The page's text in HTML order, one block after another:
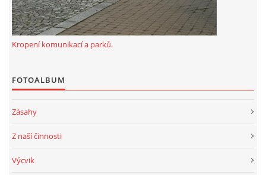
Kropení komunikací a parků.
FOTOALBUM
Zásahy
Z naší činnosti
Výcvik